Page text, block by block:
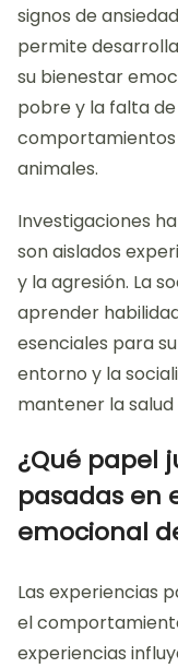
signos de
permite
su bienestar
pobre y la falta
comportamientos
animales.
Investigaciones
son aislados
y la agresión. La
aprender
esenciales para
entorno y la
mantener la
¿Qué papel
pasadas en
emocional
Las experiencias
el
experiencias